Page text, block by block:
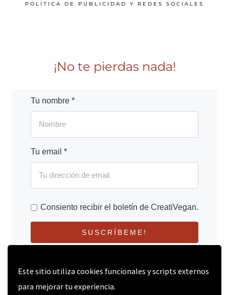
Este sitio utiliza cookies funcionales y scripts externos
para mejorar tu experiencia.
POLÍTICA DE PUBLICIDAD Y REDES SOCIALES
¡No te pierdas nada!
Tu nombre *
Tu email *
Consiento recibir el boletín de CreatiVegan.
SUSCRÍBEME!